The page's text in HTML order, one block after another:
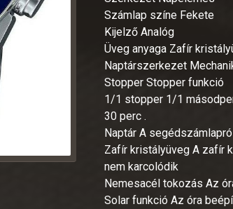
Számlap színe Fekete
Kijelző Analóg
Üveg anyaga Zafír
Naptárszerkezet
Stopper Stopper funkció
1/1 stopper 1/1
30 perc .
Naptár A
Zafír kristályüveg A zafír
nem karcolódik
Nemesacél tokozás Az
Solar funkció Az óra